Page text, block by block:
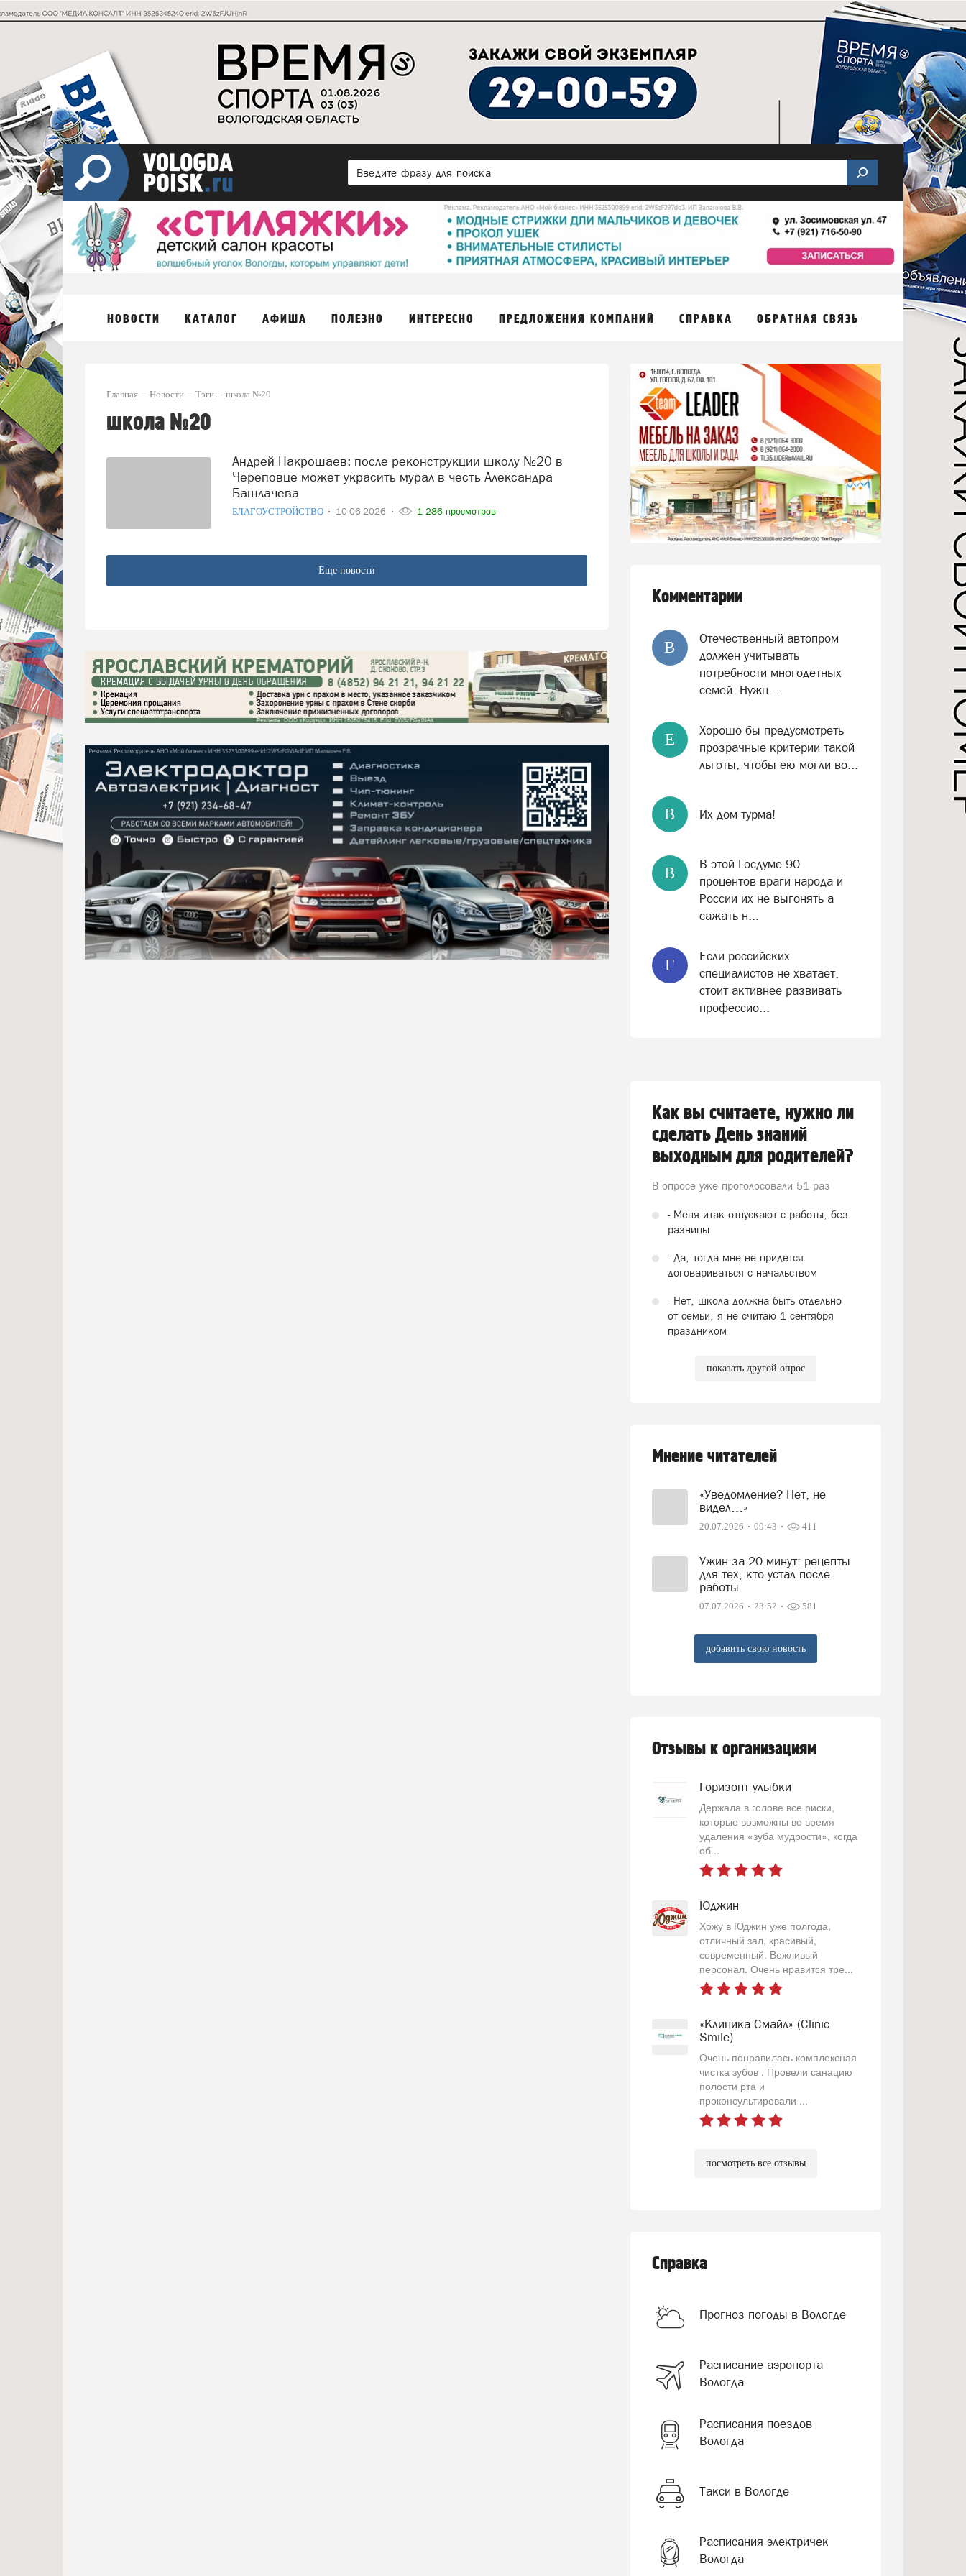
НОВОСТИ КАТАЛОГ АФИША ПОЛЕЗНО ИНТЕРЕСНО ПРЕДЛОЖЕНИЯ КОМПАНИЙ СПРАВКА ОБРАТНАЯ СВЯЗЬ
Главная Новости Тэги школа №20
школа №20
Андрей Накрошаев: после реконструкции школу №20 в
Череповце может украсить мурал в честь Александра
Башлачева
БЛАГОУСТРОЙСТВО 10-06-2026 1 286 просмотров
Еще новости
Комментарии
В
Отечественный автопром
должен учитывать
потребности многодетных
семей. Нужн...
Е
Хорошо бы предусмотреть
прозрачные критерии такой
льготы, чтобы ею могли во...
В Их дом турма!
В
В этой Госдуме 90
процентов враги народа и
России их не выгонять а
сажать н...
Г
Если российских
специалистов не хватает,
стоит активнее развивать
профессио...
Как вы считаете, нужно ли
сделать День знаний
выходным для родителей?
В опросе уже проголосовали 51 раз
- Меня итак отпускают с работы, без
разницы
- Да, тогда мне не придется
договариваться с начальством
- Нет, школа должна быть отдельно
от семьи, я не считаю 1 сентября
праздником
показать другой опрос
Мнение читателей
«Уведомление? Нет, не
видел…»
20.07.2026 09:43 411
Ужин за 20 минут: рецепты
для тех, кто устал после
работы
07.07.2026 23:52 581
добавить свою новость
Отзывы к организациям
Горизонт улыбки
Держала в голове все риски,
которые возможны во время
удаления «зуба мудрости», когда
об...
Юджин
Хожу в Юджин уже полгода,
отличный зал, красивый,
современный. Вежливый
персонал. Очень нравится тре...
«Клиника Смайл» (Clinic
Smile)
Очень понравилась комплексная
чистка зубов . Провели санацию
полости рта и
проконсультировали ...
посмотреть все отзывы
Справка
Прогноз погоды в Вологде
Расписание аэропорта
Вологда
Расписания поездов
Вологда
Такси в Вологде
Расписания электричек
Вологда